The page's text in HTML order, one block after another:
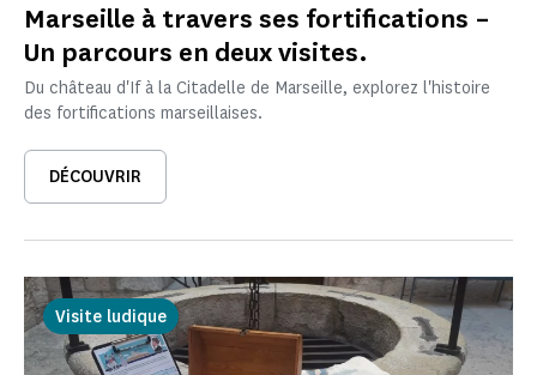
Marseille à travers ses fortifications –
Un parcours en deux visites.
Du château d'If à la Citadelle de Marseille, explorez l'histoire
des fortifications marseillaises.
DÉCOUVRIR
Visite ludique